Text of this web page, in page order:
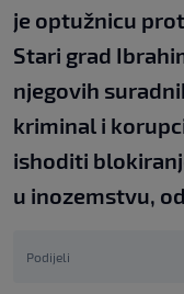
je optužnicu
Stari grad
njegovih
kriminal i
ishoditi
u inozemstvu,
Podijeli